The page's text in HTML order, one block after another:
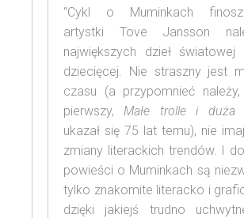
“Cykl o Muminkach
artystki Tove Jansson
największych dzieł światowej
dziecięcej. Nie straszny jest
czasu (a przypomnieć
pierwszy,Małe trolle i duża
ukazał się 75 lat temu), nie
zmiany literackich trendów. I
powieści o Muminkach są
tylko znakomite literacko i
dzięki jakiejś trudno